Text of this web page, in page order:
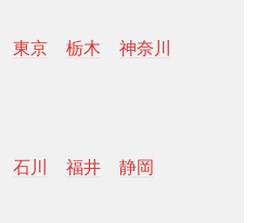
東京 栃木
神奈川
石川 福井 静岡